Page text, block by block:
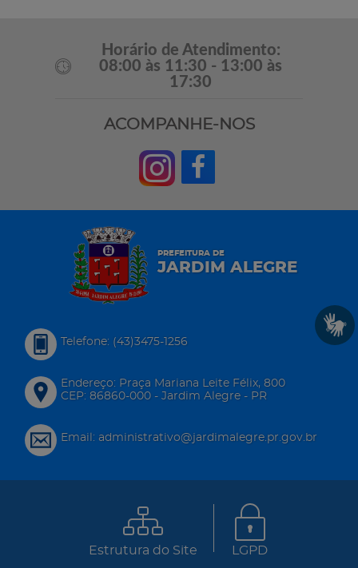
Horário de Atendimento:
08:00 às 11:30 - 13:00 às
17:30
ACOMPANHE-NOS
PREFEITURA DE
JARDIM ALEGRE
Telefone: (43)3475-1256
Endereço: Praça Mariana Leite Félix, 800
CEP: 86860-000 - Jardim Alegre - PR
Email: administrativo@jardimalegre.pr.gov.br
Estrutura do Site LGPD